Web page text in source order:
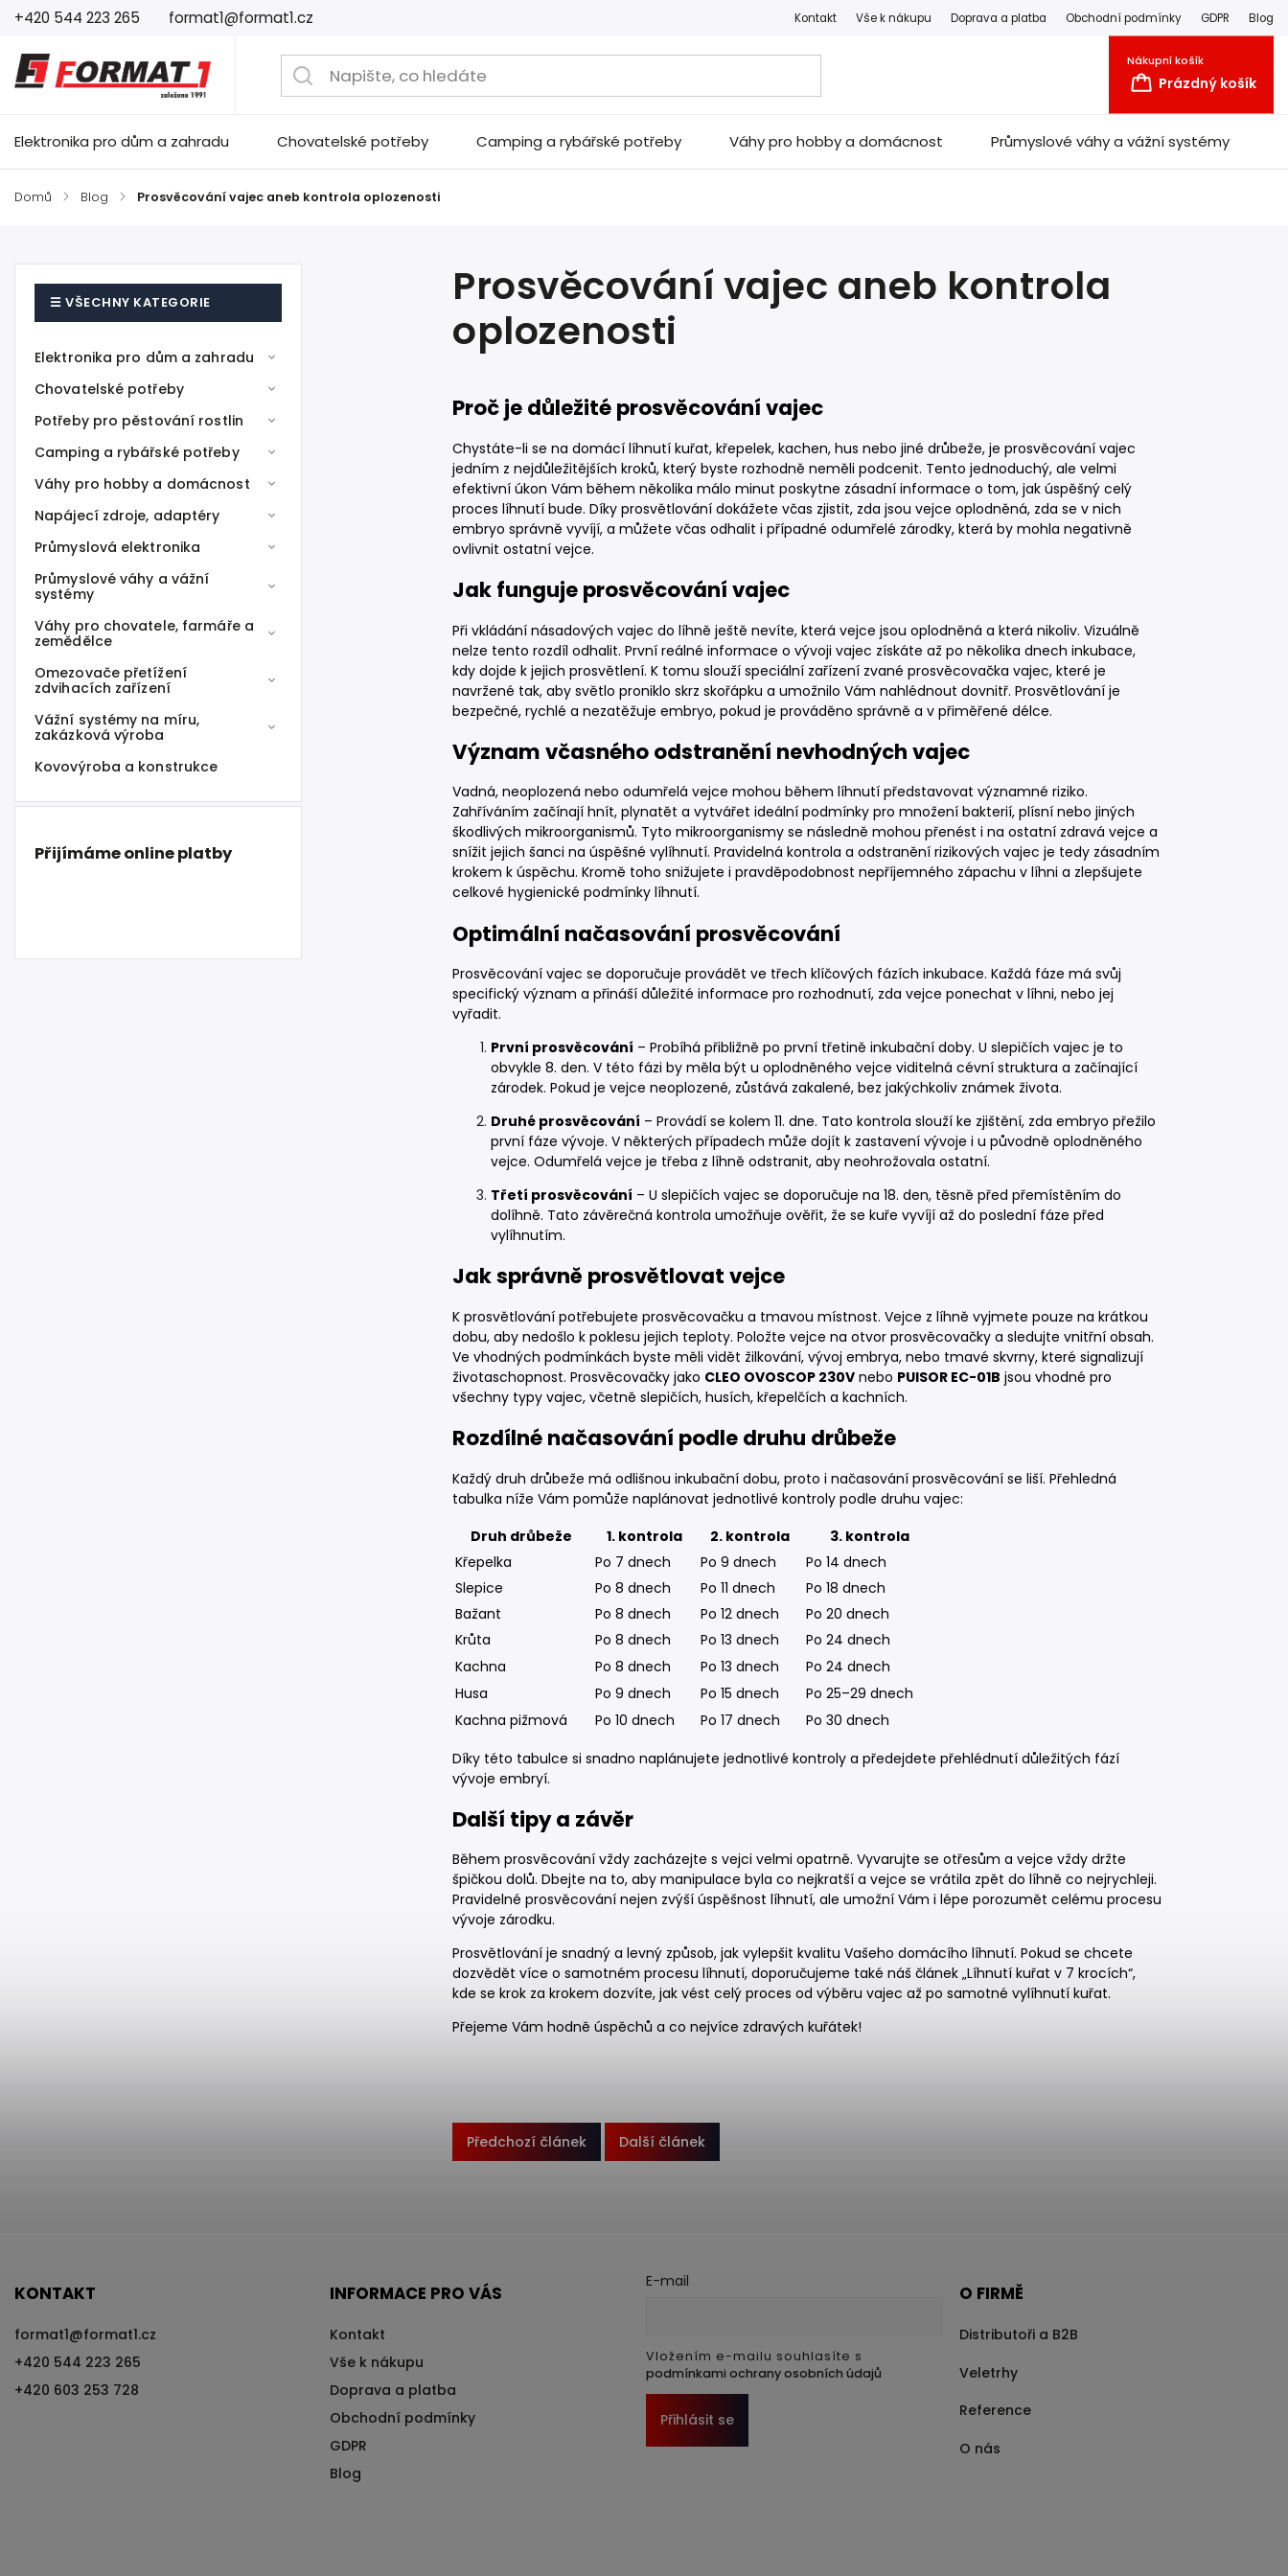
+420 544 223 265 format1@format1.cz Kontakt Vše k nákupu Doprava a platba Obchodní podmínky GDPR Blog
Nákupní košík
Prázdný košík
Elektronika pro dům a zahradu Chovatelské potřeby Camping a rybářské potřeby Váhy pro hobby a domácnost Průmyslové váhy a vážní systémy
Domů / Blog / Prosvěcování vajec aneb kontrola oplozenosti
Elektronika pro dům a zahradu
Chovatelské potřeby
Potřeby pro pěstování rostlin
Camping a rybářské potřeby
Váhy pro hobby a domácnost
Napájecí zdroje, adaptéry
Průmyslová elektronika
Průmyslové váhy a vážní
systémy
Váhy pro chovatele, farmáře a
zemědělce
Omezovače přetížení
zdvihacích zařízení
Vážní systémy na míru,
zakázková výroba
Kovovýroba a konstrukce
Přijímáme online platby
Prosvěcování vajec aneb kontrola
oplozenosti
Proč je důležité prosvěcování vajec
Chystáte-li se na domácí líhnutí kuřat, křepelek, kachen, hus nebo jiné drůbeže, je prosvěcování vajec
jedním z nejdůležitějších kroků, který byste rozhodně neměli podcenit. Tento jednoduchý, ale velmi
efektivní úkon Vám během několika málo minut poskytne zásadní informace o tom, jak úspěšný celý
proces líhnutí bude. Díky prosvětlování dokážete včas zjistit, zda jsou vejce oplodněná, zda se v nich
embryo správně vyvíjí, a můžete včas odhalit i případné odumřelé zárodky, která by mohla negativně
ovlivnit ostatní vejce.
Jak funguje prosvěcování vajec
Při vkládání násadových vajec do líhně ještě nevíte, která vejce jsou oplodněná a která nikoliv. Vizuálně
nelze tento rozdíl odhalit. První reálné informace o vývoji vajec získáte až po několika dnech inkubace,
kdy dojde k jejich prosvětlení. K tomu slouží speciální zařízení zvané prosvěcovačka vajec, které je
navržené tak, aby světlo proniklo skrz skořápku a umožnilo Vám nahlédnout dovnitř. Prosvětlování je
bezpečné, rychlé a nezatěžuje embryo, pokud je prováděno správně a v přiměřené délce.
Význam včasného odstranění nevhodných vajec
Vadná, neoplozená nebo odumřelá vejce mohou během líhnutí představovat významné riziko.
Zahříváním začínají hnít, plynatět a vytvářet ideální podmínky pro množení bakterií, plísní nebo jiných
škodlivých mikroorganismů. Tyto mikroorganismy se následně mohou přenést i na ostatní zdravá vejce a
snížit jejich šanci na úspěšné vylíhnutí. Pravidelná kontrola a odstranění rizikových vajec je tedy zásadním
krokem k úspěchu. Kromě toho snižujete i pravděpodobnost nepříjemného zápachu v líhni a zlepšujete
celkové hygienické podmínky líhnutí.
Optimální načasování prosvěcování
Prosvěcování vajec se doporučuje provádět ve třech klíčových fázích inkubace. Každá fáze má svůj
specifický význam a přináší důležité informace pro rozhodnutí, zda vejce ponechat v líhni, nebo jej
vyřadit.
První prosvěcování – Probíhá přibližně po první třetině inkubační doby. U slepičích vajec je to
obvykle 8. den. V této fázi by měla být u oplodněného vejce viditelná cévní struktura a začínající
zárodek. Pokud je vejce neoplozené, zůstává zakalené, bez jakýchkoliv známek života.
Druhé prosvěcování – Provádí se kolem 11. dne. Tato kontrola slouží ke zjištění, zda embryo přežilo
první fáze vývoje. V některých případech může dojít k zastavení vývoje i u původně oplodněného
vejce. Odumřelá vejce je třeba z líhně odstranit, aby neohrožovala ostatní.
Třetí prosvěcování – U slepičích vajec se doporučuje na 18. den, těsně před přemístěním do
dolíhně. Tato závěrečná kontrola umožňuje ověřit, že se kuře vyvíjí až do poslední fáze před
vylíhnutím.
Jak správně prosvětlovat vejce
K prosvětlování potřebujete prosvěcovačku a tmavou místnost. Vejce z líhně vyjmete pouze na krátkou
dobu, aby nedošlo k poklesu jejich teploty. Položte vejce na otvor prosvěcovačky a sledujte vnitřní obsah.
Ve vhodných podmínkách byste měli vidět žilkování, vývoj embrya, nebo tmavé skvrny, které signalizují
životaschopnost. Prosvěcovačky jako CLEO OVOSCOP 230V nebo PUISOR EC-01B jsou vhodné pro
všechny typy vajec, včetně slepičích, husích, křepelčích a kachních.
Rozdílné načasování podle druhu drůbeže
Každý druh drůbeže má odlišnou inkubační dobu, proto i načasování prosvěcování se liší. Přehledná
tabulka níže Vám pomůže naplánovat jednotlivé kontroly podle druhu vajec:
Druh drůbeže
1. kontrola 2. kontrola
3. kontrola
Křepelka
Po 7 dnech Po 9 dnech
Po 14 dnech
Slepice
Po 8 dnech Po 11 dnech
Po 18 dnech
Bažant
Po 8 dnech Po 12 dnech
Po 20 dnech
Krůta
Po 8 dnech Po 13 dnech
Po 24 dnech
Kachna
Po 8 dnech Po 13 dnech
Po 24 dnech
Husa
Po 9 dnech Po 15 dnech
Po 25–29 dnech
Kachna pižmová
Po 10 dnech Po 17 dnech
Po 30 dnech
Díky této tabulce si snadno naplánujete jednotlivé kontroly a předejdete přehlédnutí důležitých fází
vývoje embryí.
Další tipy a závěr
Během prosvěcování vždy zacházejte s vejci velmi opatrně. Vyvarujte se otřesům a vejce vždy držte
špičkou dolů. Dbejte na to, aby manipulace byla co nejkratší a vejce se vrátila zpět do líhně co nejrychleji.
Pravidelné prosvěcování nejen zvýší úspěšnost líhnutí, ale umožní Vám i lépe porozumět celému procesu
vývoje zárodku.
Prosvětlování je snadný a levný způsob, jak vylepšit kvalitu Vašeho domácího líhnutí. Pokud se chcete
dozvědět více o samotném procesu líhnutí, doporučujeme také náš článek „Líhnutí kuřat v 7 krocích“,
kde se krok za krokem dozvíte, jak vést celý proces od výběru vajec až po samotné vylíhnutí kuřat.
Přejeme Vám hodně úspěchů a co nejvíce zdravých kuřátek!
Předchozí článek Další článek
KONTAKT
format1@format1.cz
+420 544 223 265
+420 603 253 728
INFORMACE PRO VÁS
Kontakt
Vše k nákupu
Doprava a platba
Obchodní podmínky
GDPR
Blog
E-mail
Vložením e-mailu souhlasíte s
podmínkami ochrany osobních údajů
Přihlásit se
O FIRMĚ
Distributoři a B2B
Veletrhy
Reference
O nás